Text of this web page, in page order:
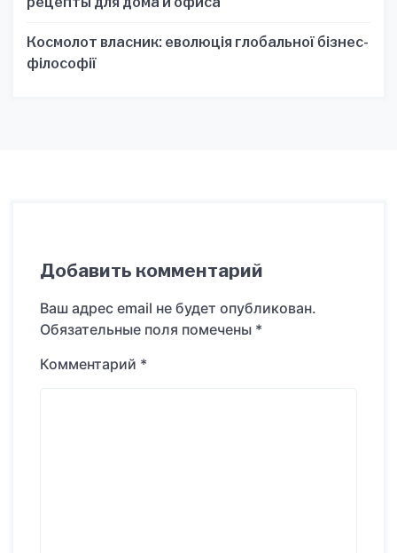
Космолот власник: еволюція глобальної бізнес-
філософії
Добавить комментарий
Ваш адрес email не будет опубликован.
Обязательные поля помечены *
Комментарий *